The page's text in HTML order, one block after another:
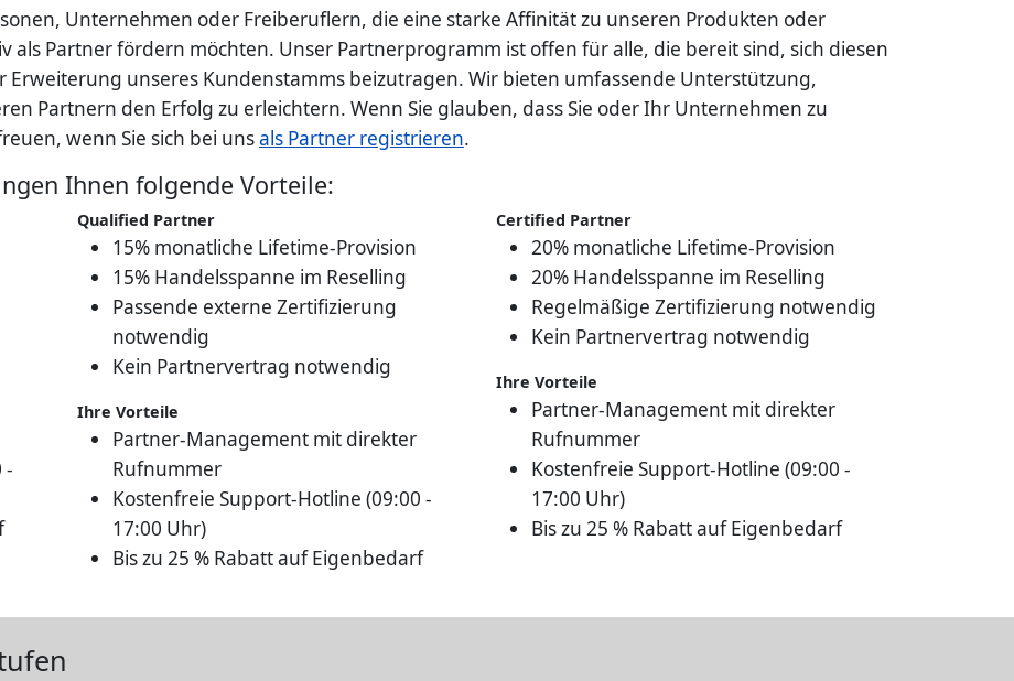
Unternehmen oder Freiberuflern, die eine starke Affinität zu unseren Produkten oder
als Partner fördern möchten. Unser Partnerprogramm ist offen für alle, die bereit sind, sich diesen
unseres Kundenstamms beizutragen. Wir bieten umfassende Unterstützung,
Partnern den Erfolg zu erleichtern. Wenn Sie glauben, dass Sie oder Ihr Unternehmen zu
wenn Sie sich bei unsals Partner registrieren.
Ihnen folgende Vorteile:
-
Qualified Partner
15% monatliche Lifetime-Provision
15% Handelsspanne im Reselling
Passende externe Zertifizierung
notwendig
Kein Partnervertrag notwendig
Ihre Vorteile
Partner-Management mit direkter
Rufnummer
Kostenfreie Support-Hotline (09:00 -
17:00 Uhr)
Bis zu 25 % Rabatt auf Eigenbedarf
Certified Partner
20% monatliche Lifetime-Provision
20% Handelsspanne im Reselling
Regelmäßige Zertifizierung notwendig
Kein Partnervertrag notwendig
Ihre Vorteile
Partner-Management mit direkter
Rufnummer
Kostenfreie Support-Hotline (09:00 -
17:00 Uhr)
Bis zu 25 % Rabatt auf Eigenbedarf